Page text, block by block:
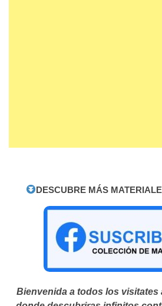
DESCUBRE MÁS
Bienvenida a todos los visitates